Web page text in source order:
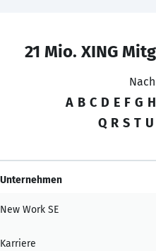
21 Mio. XING
A B C D E F G H
Q R S T U
Unternehmen
New Work SE
Karriere